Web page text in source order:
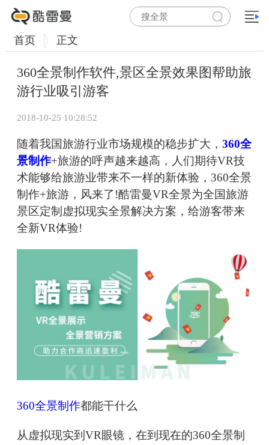
首页 正文
360全景制作软件,景区全景效果图帮助旅
游行业吸引游客
2018-10-25 10:28:52
随着我国旅游行业市场规模的稳步扩大， 360全
景制作+旅游的呼声越来越高，人们期待VR技
术能够给旅游业带来不一样的新体验，360全景
制作+旅游，风来了!酷雷曼VR全景为全国旅游
景区定制虚拟现实全景解决方案，给游客带来
全新VR体验!
360全景制作都能干什么
从虚拟现实到VR眼镜，在到现在的360全景制